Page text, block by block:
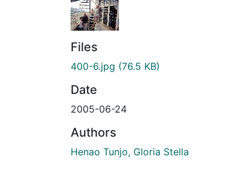
Files
400-6.jpg (76.5 KB)
Date
2005-06-24
Authors
Henao Tunjo, Gloria Stella